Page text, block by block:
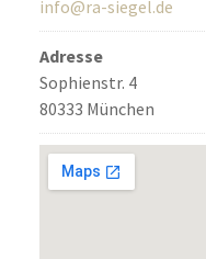
info@ra-siegel.de
Adresse
Sophienstr. 4
80333 München